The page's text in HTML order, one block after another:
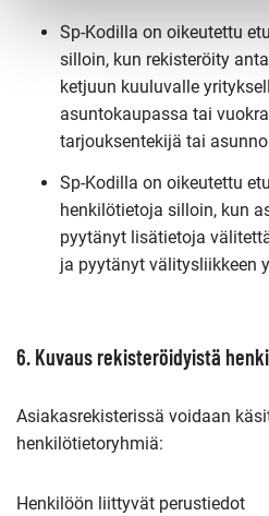
Sp-Kodilla on oikeutettu
silloin, kun rekisteröity
ketjuun kuuluvalle
asuntokaupassa tai
tarjouksentekijä tai
Sp-Kodilla on oikeutettu
henkilötietoja silloin, kun
pyytänyt lisätietoja
ja pyytänyt välitysliikkeen
6. Kuvaus rekisteröidyistä
Asiakasrekisterissä voidaan
henkilötietoryhmiä:
Henkilöön liittyvät perustiedot